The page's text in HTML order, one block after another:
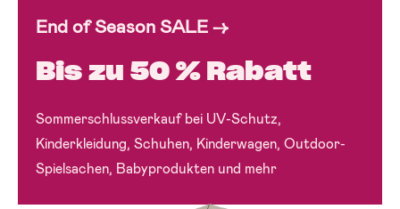
End of Season SALE →
Bis zu 50 % Rabatt
Sommerschlussverkauf bei UV-Schutz,
Kinderkleidung, Schuhen, Kinderwagen, Outdoor-
Spielsachen, Babyprodukten und mehr